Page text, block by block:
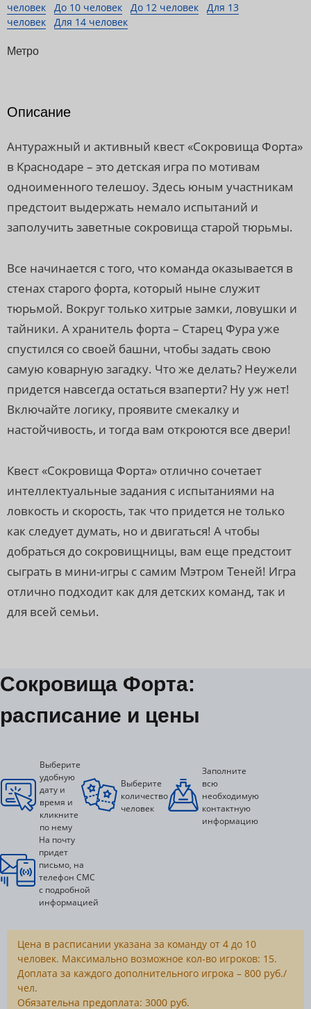
человек
До 10 человек До 12 человек
Для 13
человек
Для 14 человек
Метро
Описание
Антуражный и активный квест «Сокровища Форта»
в Краснодаре – это детская игра по мотивам
одноименного телешоу. Здесь юным участникам
предстоит выдержать немало испытаний и
заполучить заветные сокровища старой тюрьмы.
Все начинается с того, что команда оказывается в
стенах старого форта, который ныне служит
тюрьмой. Вокруг только хитрые замки, ловушки и
тайники. А хранитель форта – Старец Фура уже
спустился со своей башни, чтобы задать свою
самую коварную загадку. Что же делать? Неужели
придется навсегда остаться взаперти? Ну уж нет!
Включайте логику, проявите смекалку и
настойчивость, и тогда вам откроются все двери!
Квест «Сокровища Форта» отлично сочетает
интеллектуальные задания с испытаниями на
ловкость и скорость, так что придется не только
как следует думать, но и двигаться! А чтобы
добраться до сокровищницы, вам еще предстоит
сыграть в мини-игры с самим Мэтром Теней! Игра
отлично подходит как для детских команд, так и
для всей семьи.
Сокровища Форта:
расписание и цены
Выберите
удобную
дату и
время и
кликните
по нему
Выберите
количество
человек
Заполните
всю
необходимую
контактную
информацию
На почту
придет
письмо, на
телефон СМС
с подробной
информацией
Цена в расписании указана за команду от 4 до 10
человек. Максимально возможное кол-во игроков: 15.
Доплата за каждого дополнительного игрока – 800 руб./
чел.
Обязательна предоплата: 3000 руб.